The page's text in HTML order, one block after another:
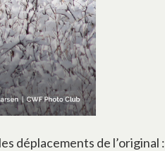
déplacements de l’original :